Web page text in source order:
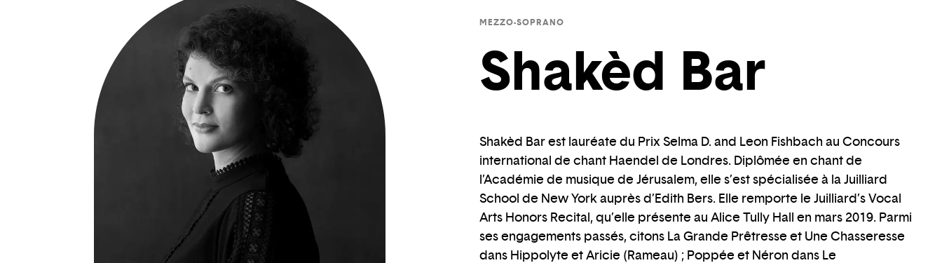
MEZZO-SOPRANO
Shakèd Bar
Shakèd Bar est lauréate du Prix Selma D. and Leon Fishbach au Concours
international de chant Haendel de Londres. Diplômée en chant de
l’Académie de musique de Jérusalem, elle s’est spécialisée à la Juilliard
School de New York auprès d’Edith Bers. Elle remporte le Juilliard’s Vocal
Arts Honors Recital, qu’elle présente au Alice Tully Hall en mars 2019. Parmi
ses engagements passés, citons La Grande Prêtresse et Une Chasseresse
dans Hippolyte et Aricie (Rameau) ; Poppée et Néron dans Le